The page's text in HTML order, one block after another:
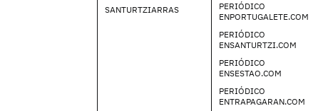
SANTURTZIARRAS
PERIÓDICO
ENPORTUGALETE.COM
PERIÓDICO
ENSANTURTZI.COM
PERIÓDICO
ENSESTAO.COM
PERIÓDICO
ENTRAPAGARAN.COM